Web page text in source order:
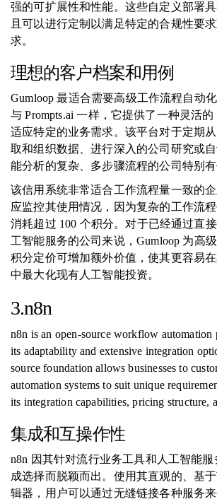
强的可扩展性和性能。这些自定义部署
且可以进行定制以满足特定的合规性要
求。
理想的客户档案和用例
Gumloop 最适合需要高级工作流程自动
与 Prompts.ai 一样，它提供了一种灵活
适应特定的业务需求。该平台对于定期
取和组织数据、进行深入的公司研究或
能分析的复杂、多步骤流程的公司特别有
该信用系统非常适合工作流程量一致的
应监控其使用情况，因为复杂的工作流
消耗超过 100 个积分。对于已经通过直
工智能服务的公司来说，Gumloop 为高
积分定价可增加额外价值，使其更容易
中最大化现有人工智能投资。
3.n8n
n8n is an open-source workflow
its adaptability and extensive integration
source foundation allows businesses to
automation systems to suit unique
its integration capabilities, pricing structure,
集成和互操作性
n8n 因其针对流行业务工具和人工智能
成选择而脱颖而出。使用其直观的、基
辑器，用户可以通过无缝链接各种服务